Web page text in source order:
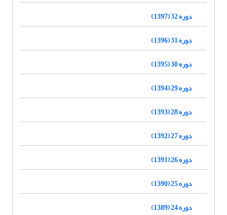
دوره 32 (1397)
دوره 31 (1396)
دوره 30 (1395)
دوره 29 (1394)
دوره 28 (1393)
دوره 27 (1392)
دوره 26 (1391)
دوره 25 (1390)
دوره 24 (1389)